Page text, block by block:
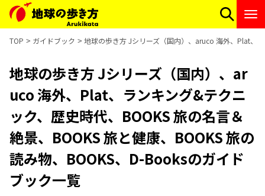
TOP ガイドブック 地球の歩き方 Jシリーズ（国内）、aruco 海外、Plat、
地球の歩き方 Jシリーズ（国内）、ar
uco 海外、Plat、ランキング&テクニ
ック、歴史時代、BOOKS 旅の名言＆
絶景、BOOKS 旅と健康、BOOKS 旅の
読み物、BOOKS、D-Booksのガイド
ブック一覧